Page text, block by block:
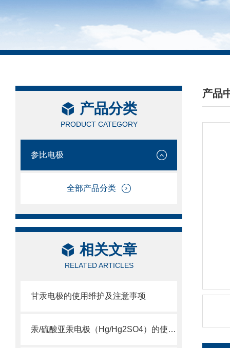
产品分类
PRODUCT CATEGORY
参比电极
全部产品分类
相关文章
RELATED ARTICLES
甘汞电极的使用维护及注意事项
汞/硫酸亚汞电极（Hg/Hg2SO4）的使用维护及注意事项
产品
/